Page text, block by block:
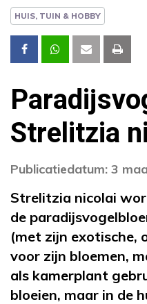
HUIS, TUIN & HOBBY
Strelitzia
Publicatiedatum: 3
Strelitzia nicolai
de
(met zijn exotische,
voor zijn bloemen,
als kamerplant
bloeien, maar in de